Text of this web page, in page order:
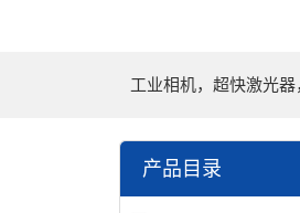
工业相机，超快激光
产品目录